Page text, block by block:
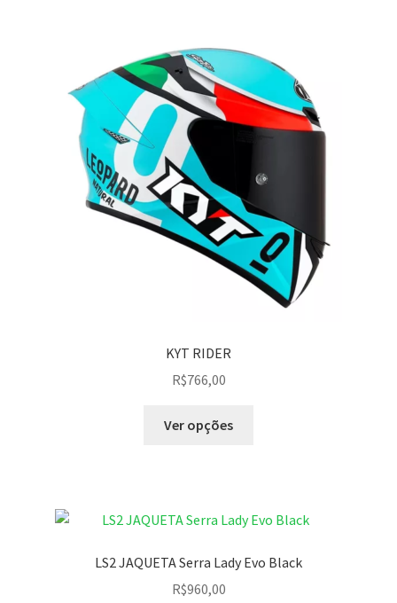
KYT RIDER
R$766,00
Ver opções
LS2 JAQUETA Serra Lady Evo Black
R$960,00